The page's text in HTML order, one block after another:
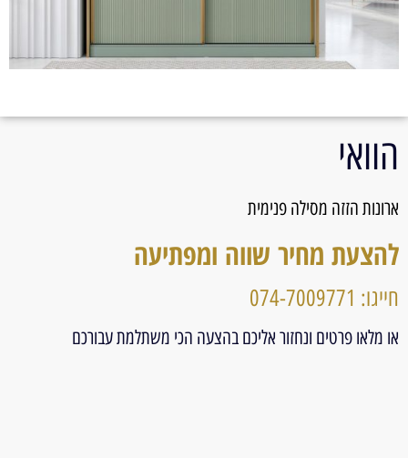
הוואי
ארונות הזזה מסילה פנימית
להצעת מחיר שווה ומפתיעה
חייגו: 074-7009771
או מלאו פרטים ונחזור אליכם בהצעה הכי משתלמת עבורכם